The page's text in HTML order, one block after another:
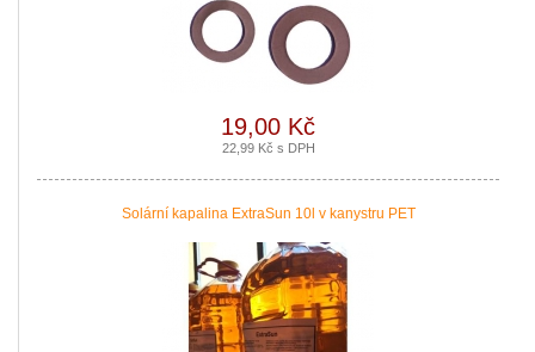
19,00 Kč
22,99 Kč s DPH
Solární kapalina ExtraSun 10l v kanystru PET